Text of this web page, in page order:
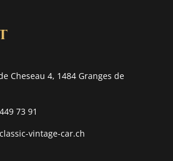
Cheseau 4, 1484 Granges de
73 91
vintage-car.ch